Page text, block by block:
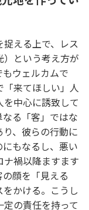
える上で、レス
という考え方が
ウェルカムで
来てほしい」人
中心に誘致して
る「客」ではな
、彼らの⾏動に
もなるし、悪い
禍以降ますます
顔を「見える
かける。こうし
の責任を持って